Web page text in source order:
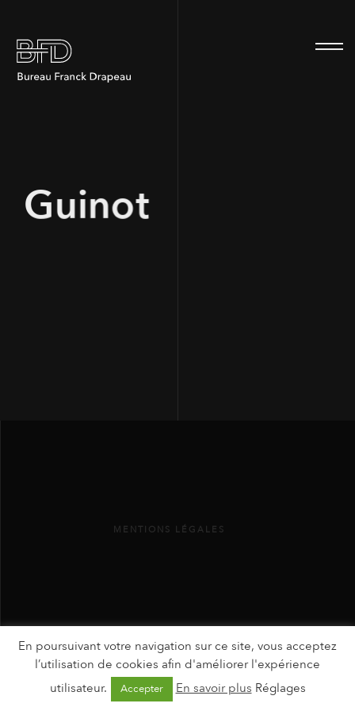
Guinot
MENTIONS LÉGALES
En poursuivant votre navigation sur ce site, vous acceptez
l’utilisation de cookies afin d'améliorer l'expérience
utilisateur.
Accepter En savoir plus Réglages